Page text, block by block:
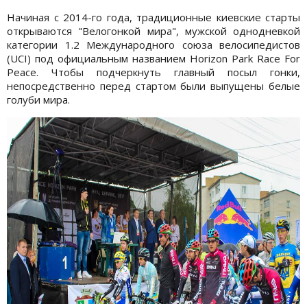
Начиная с 2014-го года, традиционные киевские старты
открываются "Велогонкой мира", мужской однодневкой
категории 1.2 Международного союза велосипедистов
(UCI) под официальным названием Horizon Park Race For
Peace. Чтобы подчеркнуть главный посыл гонки,
непосредственно перед стартом были выпущены белые
голуби мира.